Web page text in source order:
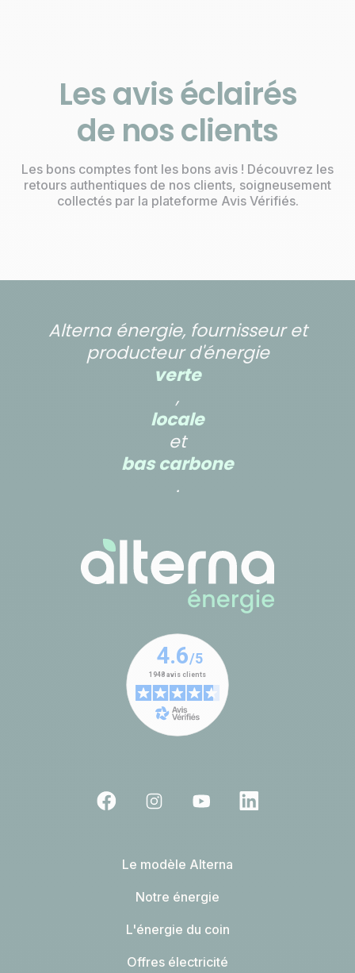
Les avis éclairés
de nos clients
Les bons comptes font les bons avis ! Découvrez les
retours authentiques de nos clients, soigneusement
collectés par la plateforme Avis Vérifiés.
Alterna énergie, fournisseur et
producteur d'énergie
verte
,
locale
et
bas carbone
.
Le modèle Alterna
Notre énergie
L'énergie du coin
Offres électricité